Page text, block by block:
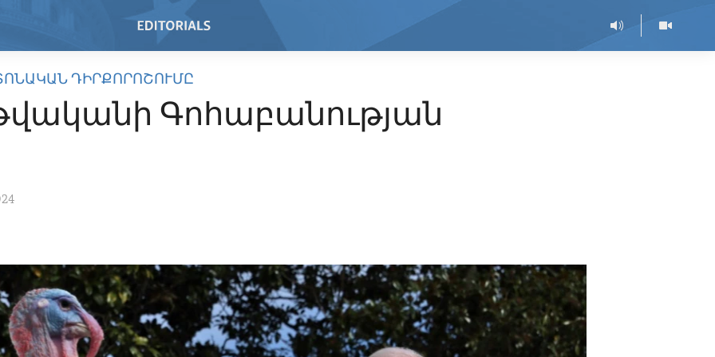
ԴԻՐՔՈՐՈՇՈՒՄԸ
Գոհաբանության